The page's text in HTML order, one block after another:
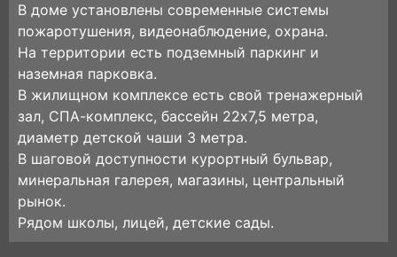
В доме установлены современные системы
пожаротушения, видеонаблюдение, охрана.
На территории есть подземный паркинг и
наземная парковка.
В жилищном комплексе есть свой тренажерный
зал, СПА-комплекс, бассейн 22х7,5 метра,
диаметр детской чаши 3 метра.
В шаговой доступности курортный бульвар,
минеральная галерея, магазины, центральный
рынок.
Рядом школы, лицей, детские сады.